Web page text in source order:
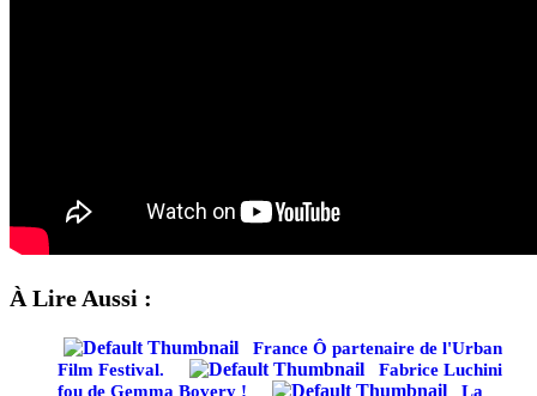
À Lire Aussi :
France Ô partenaire de l'Urban
Film Festival.
Fabrice Luchini
fou de Gemma Bovery !
La